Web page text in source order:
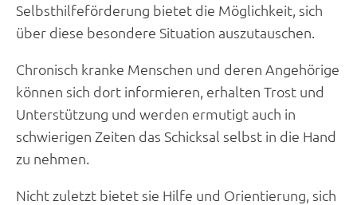
Selbsthilfeförderung bietet die Möglichkeit, sich
über diese besondere Situation auszutauschen.
Chronisch kranke Menschen und deren Angehörige
können sich dort informieren, erhalten Trost und
Unterstützung und werden ermutigt auch in
schwierigen Zeiten das Schicksal selbst in die Hand
zu nehmen.
Nicht zuletzt bietet sie Hilfe und Orientierung, sich